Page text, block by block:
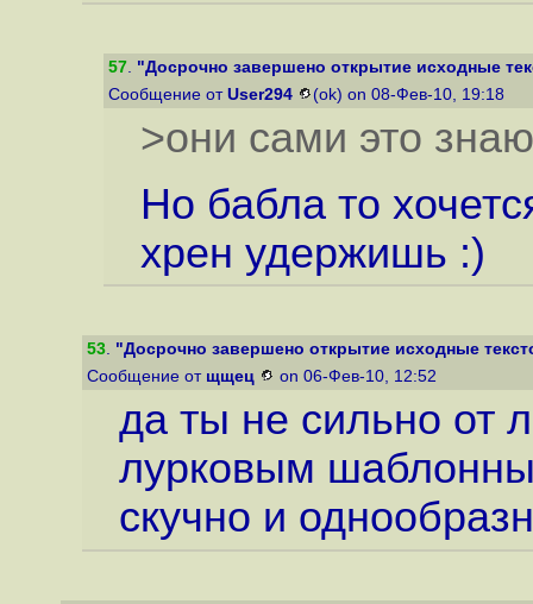
57. "Досрочно завершено открытие исходные
Сообщение от User294 (ok) on 08-Фев-10, 19:18
>они сами это
Но бабла то
хрен удержишь :)
53. "Досрочно завершено открытие исходные
Сообщение от щщец on 06-Фев-10, 12:52
да ты не сильно от
лурковым
скучно и